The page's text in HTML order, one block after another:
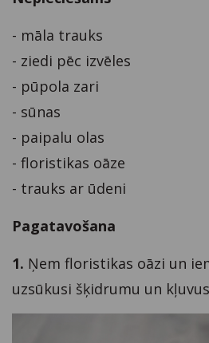
- māla trauks
- ziedi pēc izvēles
- pūpola zari
- sūnas
- paipalu olas
- floristikas oāze
- trauks ar ūdeni
Pagatavošana
1. Ņem floristikas oāzi un
uzsūkusi šķidrumu un